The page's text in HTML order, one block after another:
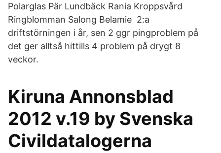
Polarglas Pär Lundbäck Rania Kroppsvård
Ringblomman Salong Belamie 2:a
driftstörningen i år, sen 2 ggr pingproblem på
det ger alltså hittills 4 problem på drygt 8
veckor.
Kiruna Annonsblad
2012 v.19 by Svenska
Civildatalogerna